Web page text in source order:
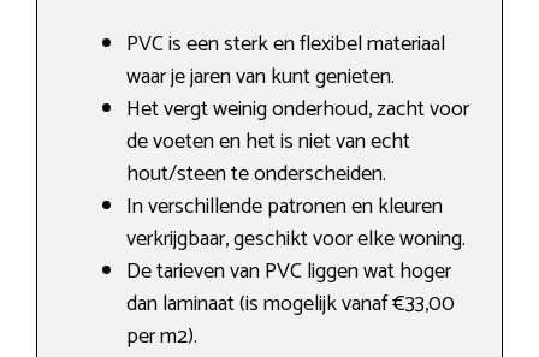
PVC is een sterk en flexibel materiaal
waar je jaren van kunt genieten.
Het vergt weinig onderhoud, zacht voor
de voeten en het is niet van echt
hout/steen te onderscheiden.
In verschillende patronen en kleuren
verkrijgbaar, geschikt voor elke woning.
De tarieven van PVC liggen wat hoger
dan laminaat (is mogelijk vanaf €33,00
per m2).